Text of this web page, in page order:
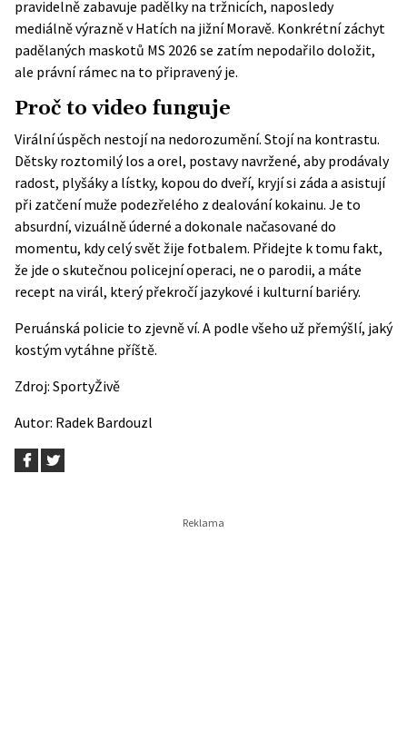
pravidelně zabavuje padělky na tržnicích, naposledy
mediálně výrazně v Hatích na jižní Moravě. Konkrétní záchyt
padělaných maskotů MS 2026 se zatím nepodařilo doložit,
ale právní rámec na to připravený je.
Proč to video funguje
Virální úspěch nestojí na nedorozumění. Stojí na kontrastu.
Dětsky roztomilý los a orel, postavy navržené, aby prodávaly
radost, plyšáky a lístky, kopou do dveří, kryjí si záda a asistují
při zatčení muže podezřelého z dealování kokainu. Je to
absurdní, vizuálně úderné a dokonale načasované do
momentu, kdy celý svět žije fotbalem. Přidejte k tomu fakt,
že jde o skutečnou policejní operaci, ne o parodii, a máte
recept na virál, který překročí jazykové i kulturní bariéry.
Peruánská policie to zjevně ví. A podle všeho už přemýšlí, jaký
kostým vytáhne příště.
Zdroj: SportyŽivě
Autor: Radek Bardouzl